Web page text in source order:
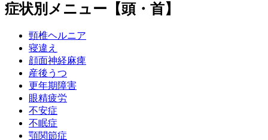
症状別メニュー【頭・首】
頸椎ヘルニア
寝違え
顔面神経麻痺
産後うつ
更年期障害
眼精疲労
不安症
不眠症
顎関節症